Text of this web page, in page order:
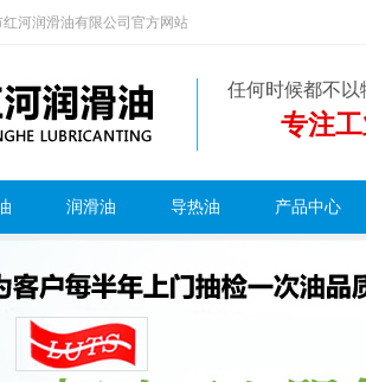
河润滑油有限公司官方网站
任何时候都不
专注
润滑油 导热油 产品中心